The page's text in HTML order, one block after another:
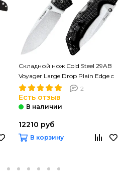
Складной нож Cold Steel 29AB
Voyager Large Drop Plain Edge c
клинком из стали AUS-10A,
рукоять Grivory (Griv-Ex)
2
Есть отзыв
12210 руб
В корзину